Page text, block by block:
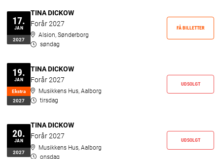
17.
JAN
2027
TINA DICKOW
Forår 2027
Alsion, Sønderborg
søndag
FÅ BILLETTER
19.
JAN
Ekstr­a
2027
TINA DICKOW
Forår 2027
Musikkens Hus, Aalborg
tirsdag
UDSOLGT
20.
JAN
2027
TINA DICKOW
Forår 2027
Musikkens Hus, Aalborg
onsdag
UDSOLGT